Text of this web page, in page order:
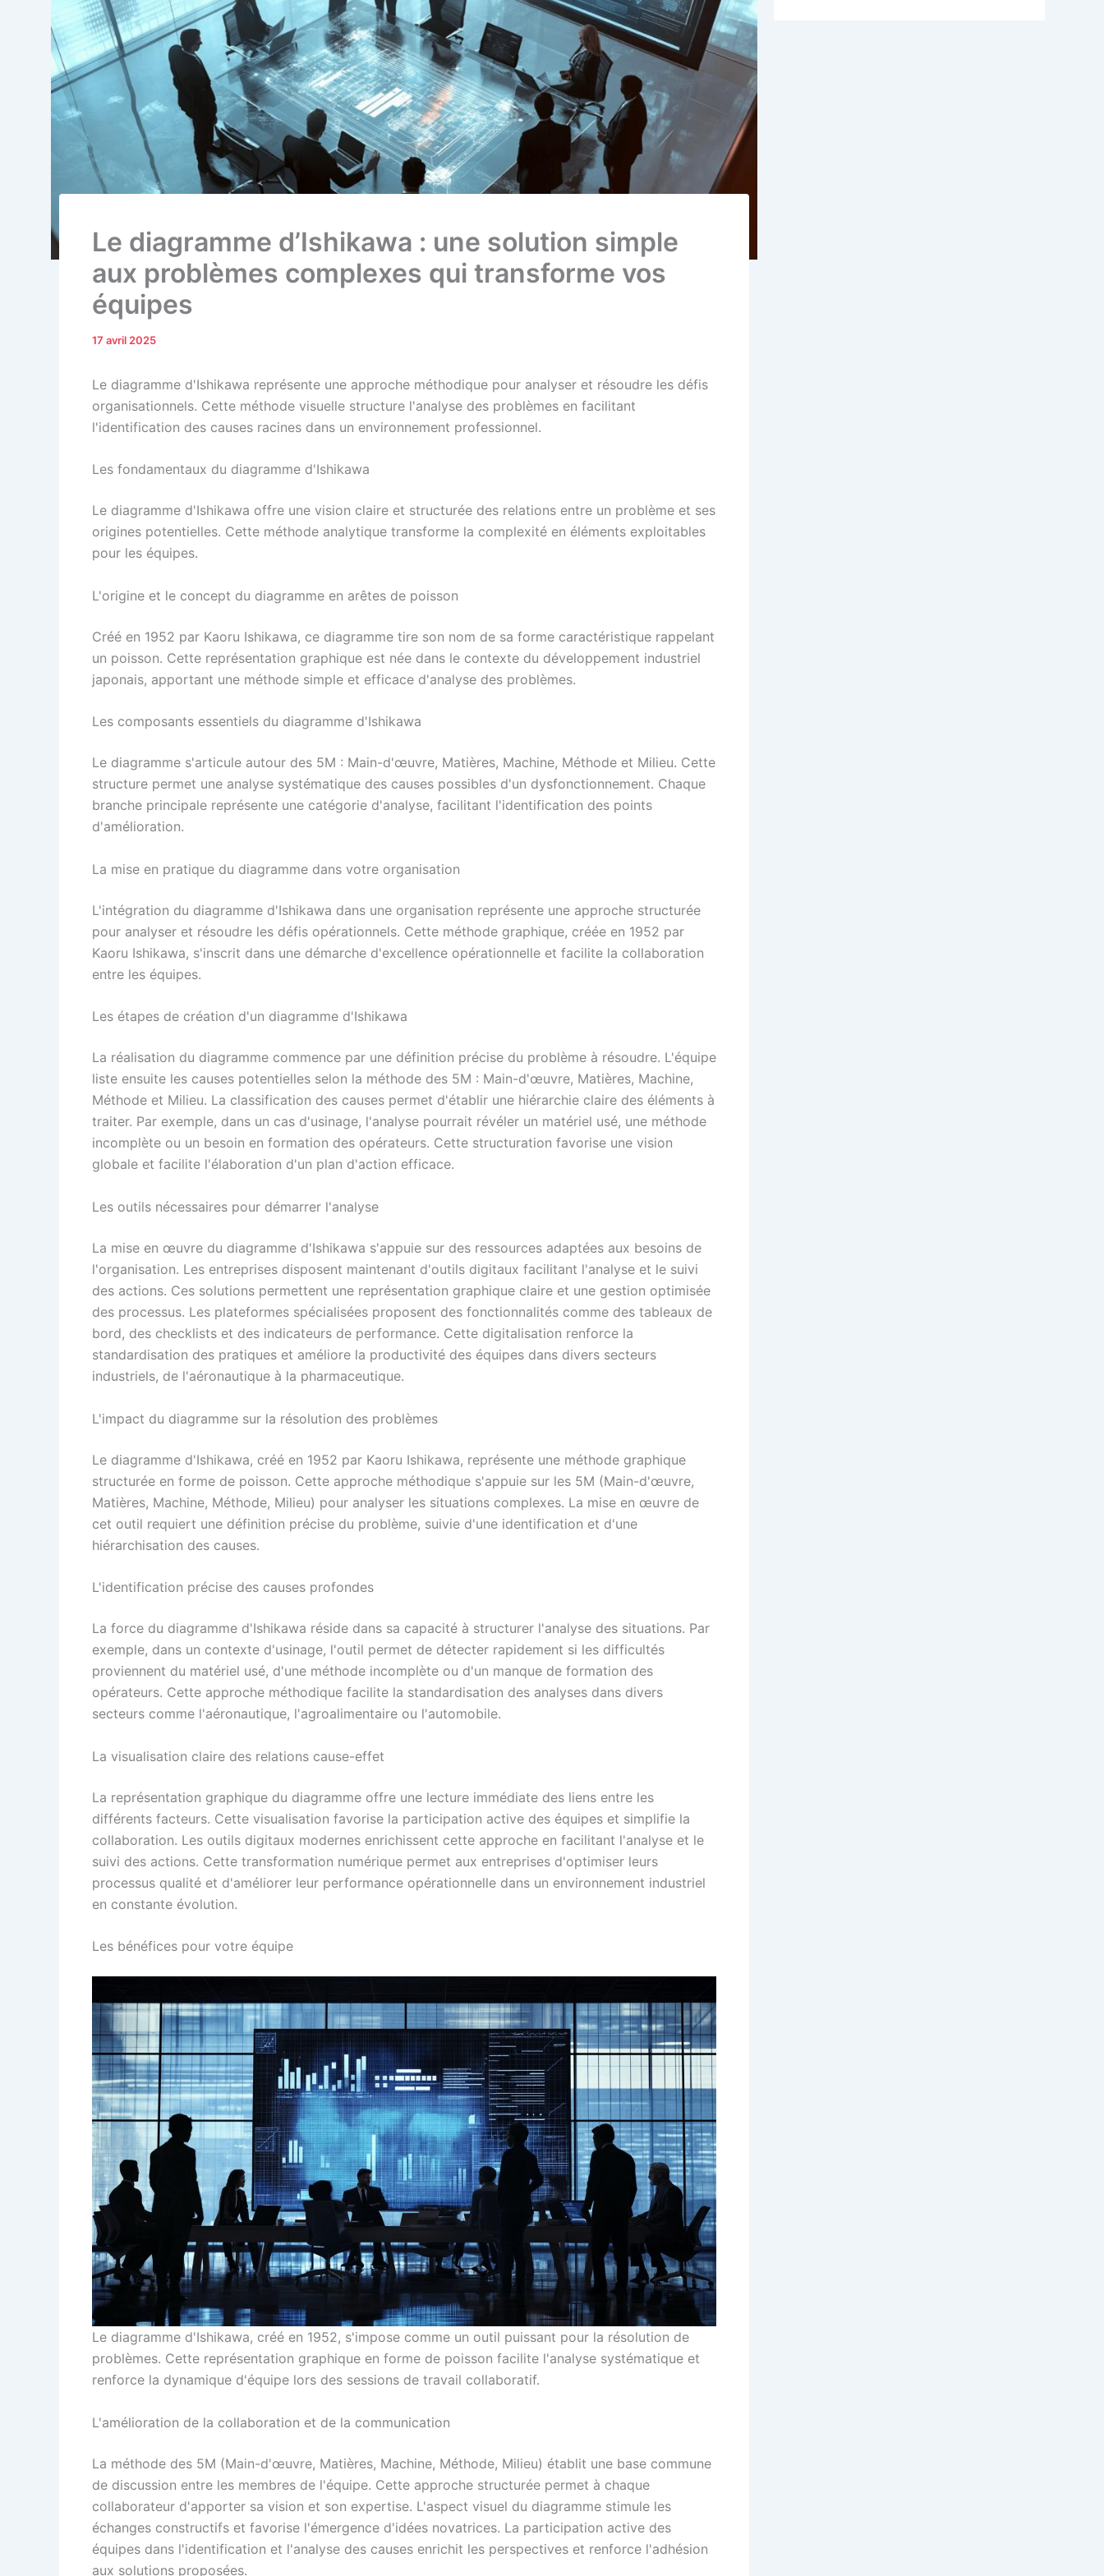
Le diagramme d’Ishikawa : une solution simple
aux problèmes complexes qui transforme vos
équipes
17 avril 2025
Le diagramme d'Ishikawa représente une approche méthodique pour analyser et résoudre les défis
organisationnels. Cette méthode visuelle structure l'analyse des problèmes en facilitant
l'identification des causes racines dans un environnement professionnel.
Les fondamentaux du diagramme d'Ishikawa
Le diagramme d'Ishikawa offre une vision claire et structurée des relations entre un problème et ses
origines potentielles. Cette méthode analytique transforme la complexité en éléments exploitables
pour les équipes.
L'origine et le concept du diagramme en arêtes de poisson
Créé en 1952 par Kaoru Ishikawa, ce diagramme tire son nom de sa forme caractéristique rappelant
un poisson. Cette représentation graphique est née dans le contexte du développement industriel
japonais, apportant une méthode simple et efficace d'analyse des problèmes.
Les composants essentiels du diagramme d'Ishikawa
Le diagramme s'articule autour des 5M : Main-d'œuvre, Matières, Machine, Méthode et Milieu. Cette
structure permet une analyse systématique des causes possibles d'un dysfonctionnement. Chaque
branche principale représente une catégorie d'analyse, facilitant l'identification des points
d'amélioration.
La mise en pratique du diagramme dans votre organisation
L'intégration du diagramme d'Ishikawa dans une organisation représente une approche structurée
pour analyser et résoudre les défis opérationnels. Cette méthode graphique, créée en 1952 par
Kaoru Ishikawa, s'inscrit dans une démarche d'excellence opérationnelle et facilite la collaboration
entre les équipes.
Les étapes de création d'un diagramme d'Ishikawa
La réalisation du diagramme commence par une définition précise du problème à résoudre. L'équipe
liste ensuite les causes potentielles selon la méthode des 5M : Main-d'œuvre, Matières, Machine,
Méthode et Milieu. La classification des causes permet d'établir une hiérarchie claire des éléments à
traiter. Par exemple, dans un cas d'usinage, l'analyse pourrait révéler un matériel usé, une méthode
incomplète ou un besoin en formation des opérateurs. Cette structuration favorise une vision
globale et facilite l'élaboration d'un plan d'action efficace.
Les outils nécessaires pour démarrer l'analyse
La mise en œuvre du diagramme d'Ishikawa s'appuie sur des ressources adaptées aux besoins de
l'organisation. Les entreprises disposent maintenant d'outils digitaux facilitant l'analyse et le suivi
des actions. Ces solutions permettent une représentation graphique claire et une gestion optimisée
des processus. Les plateformes spécialisées proposent des fonctionnalités comme des tableaux de
bord, des checklists et des indicateurs de performance. Cette digitalisation renforce la
standardisation des pratiques et améliore la productivité des équipes dans divers secteurs
industriels, de l'aéronautique à la pharmaceutique.
L'impact du diagramme sur la résolution des problèmes
Le diagramme d'Ishikawa, créé en 1952 par Kaoru Ishikawa, représente une méthode graphique
structurée en forme de poisson. Cette approche méthodique s'appuie sur les 5M (Main-d'œuvre,
Matières, Machine, Méthode, Milieu) pour analyser les situations complexes. La mise en œuvre de
cet outil requiert une définition précise du problème, suivie d'une identification et d'une
hiérarchisation des causes.
L'identification précise des causes profondes
La force du diagramme d'Ishikawa réside dans sa capacité à structurer l'analyse des situations. Par
exemple, dans un contexte d'usinage, l'outil permet de détecter rapidement si les difficultés
proviennent du matériel usé, d'une méthode incomplète ou d'un manque de formation des
opérateurs. Cette approche méthodique facilite la standardisation des analyses dans divers
secteurs comme l'aéronautique, l'agroalimentaire ou l'automobile.
La visualisation claire des relations cause-effet
La représentation graphique du diagramme offre une lecture immédiate des liens entre les
différents facteurs. Cette visualisation favorise la participation active des équipes et simplifie la
collaboration. Les outils digitaux modernes enrichissent cette approche en facilitant l'analyse et le
suivi des actions. Cette transformation numérique permet aux entreprises d'optimiser leurs
processus qualité et d'améliorer leur performance opérationnelle dans un environnement industriel
en constante évolution.
Les bénéfices pour votre équipe
Le diagramme d'Ishikawa, créé en 1952, s'impose comme un outil puissant pour la résolution de
problèmes. Cette représentation graphique en forme de poisson facilite l'analyse systématique et
renforce la dynamique d'équipe lors des sessions de travail collaboratif.
L'amélioration de la collaboration et de la communication
La méthode des 5M (Main-d'œuvre, Matières, Machine, Méthode, Milieu) établit une base commune
de discussion entre les membres de l'équipe. Cette approche structurée permet à chaque
collaborateur d'apporter sa vision et son expertise. L'aspect visuel du diagramme stimule les
échanges constructifs et favorise l'émergence d'idées novatrices. La participation active des
équipes dans l'identification et l'analyse des causes enrichit les perspectives et renforce l'adhésion
aux solutions proposées.